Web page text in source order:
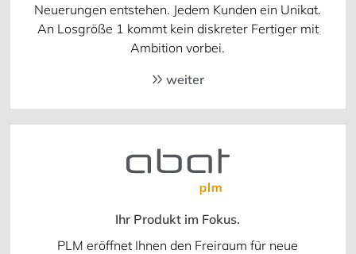
Neuerungen entstehen. Jedem Kunden ein Unikat.
An Losgröße 1 kommt kein diskreter Fertiger mit
Ambition vorbei.
weiter
Ihr Produkt im Fokus.
PLM eröffnet Ihnen den Freiraum für neue